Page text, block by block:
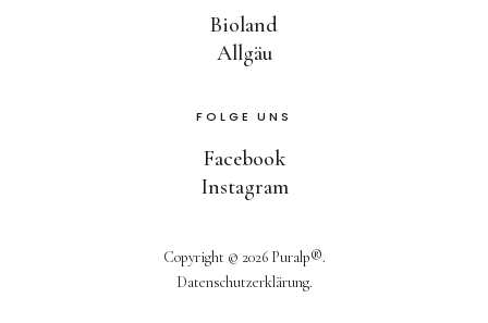
Bioland
Allgäu
FOLGE UNS
Facebook
Instagram
Copyright © 2026 Puralp®
Datenschutzerklärung